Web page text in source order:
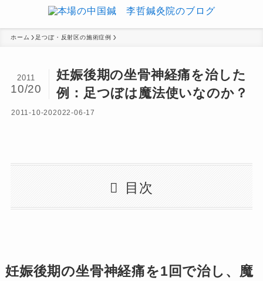
ホーム 足つぼ・反射区の施術症例
妊娠後期の坐骨神経痛を治した
例：足つぼは魔法使いなのか？
2011
10/20
2011-10-202022-06-17
目次
妊娠後期の坐骨神経痛を1回で治し、魔